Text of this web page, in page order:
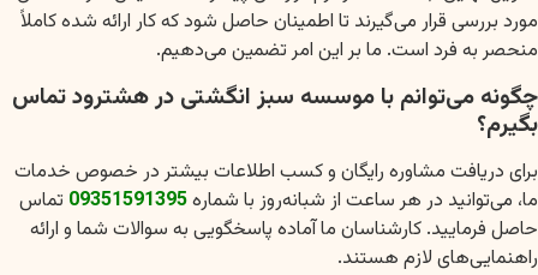
مورد بررسی قرار می‌گیرند تا اطمینان حاصل شود که کار ارائه شده کاملاً
منحصر به فرد است. ما بر این امر تضمین می‌دهیم.
چگونه می‌توانم با موسسه سبز انگشتی در هشترود تماس
بگیرم؟
برای دریافت مشاوره رایگان و کسب اطلاعات بیشتر در خصوص خدمات
ما، می‌توانید در هر ساعت از شبانه‌روز با شماره09351591395 تماس
حاصل فرمایید. کارشناسان ما آماده پاسخگویی به سوالات شما و ارائه
راهنمایی‌های لازم هستند.